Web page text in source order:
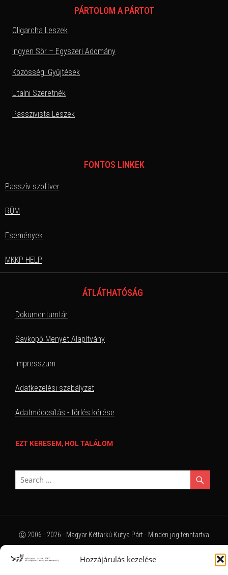
Hozzájárulás kezelése
PÁRTOLOM A PÁRTOT
Oligarcha Leszek
Ingyen Sör – Egyszeri Adomány
Közösségi Gyűjtések
Utalni Szeretnék
Passzivista Leszek
FONTOS LINKEK
Passzív szoftver
RÜM
Események
MKKP HELP
ÁTLÁTHATÓSÁG
Dokumentumtár
Savköpő Menyét Alapítvány
Impresszum
Adatkezelési szabályzat
Adatmódosítás - törlés kérése
EZT KERESEM, HOL TALÁLOM
Ⓒ 2006 - 2026 - Magyar Kétfarkú Kutya Párt - Minden jog fenntartva